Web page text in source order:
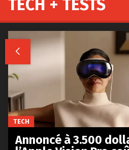
TECH + TESTS

TECH
Annoncé à 3.500